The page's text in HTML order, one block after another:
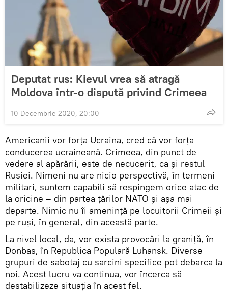
Deputat rus: Kievul vrea să atragă
Moldova într-o dispută privind Crimeea
10 Decembrie 2020, 20:00
Americanii vor forța Ucraina, cred că vor forța
conducerea ucraineană. Crimeea, din punct de
vedere al apărării, este de necucerit, ca și restul
Rusiei. Nimeni nu are nicio perspectivă, în termeni
militari, suntem capabili să respingem orice atac de
la oricine – din partea țărilor NATO și așa mai
departe. Nimic nu îi amenință pe locuitorii Crimeii și
pe ruși, în general, din această parte.
La nivel local, da, vor exista provocări la graniță, în
Donbas, în Republica Populară Luhansk. Diverse
grupuri de sabotaj cu sarcini specifice pot debarca la
noi. Acest lucru va continua, vor încerca să
destabilizeze situația în acest fel.